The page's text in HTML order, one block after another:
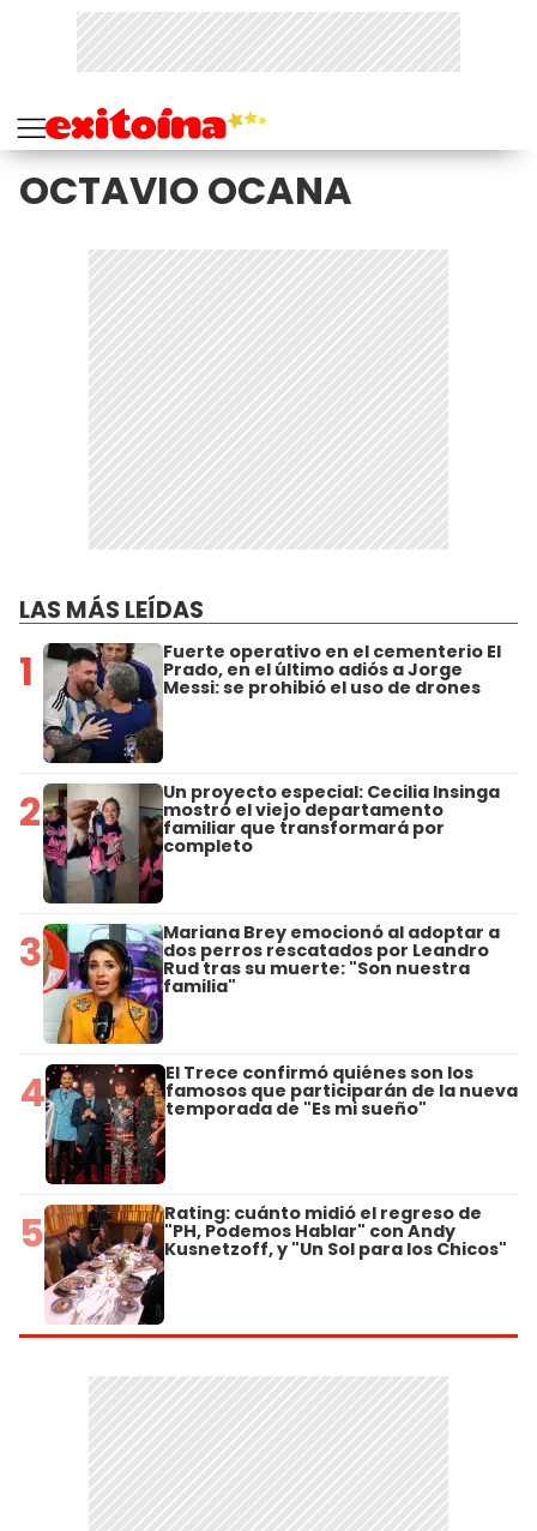
OCTAVIO OCANA
LAS MÁS LEÍDAS
1 Fuerte operativo en el cementerio El
Prado, en el último adiós a Jorge
Messi: se prohibió el uso de drones
2 Un proyecto especial: Cecilia Insinga
mostró el viejo departamento
familiar que transformará por
completo
3 Mariana Brey emocionó al adoptar a
dos perros rescatados por Leandro
Rud tras su muerte: "Son nuestra
familia"
4 El Trece confirmó quiénes son los
famosos que participarán de la nueva
temporada de "Es mi sueño"
5 Rating: cuánto midió el regreso de
"PH, Podemos Hablar" con Andy
Kusnetzoff, y "Un Sol para los Chicos"